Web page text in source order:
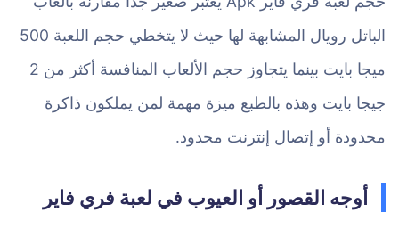
الباتل رويال المشابهة لها حيث لا يتخطي حجم اللعبة 500
ميجا بايت بينما يتجاوز حجم الألعاب المنافسة أكثر من 2
جيجا بايت وهذه بالطبع ميزة مهمة لمن يملكون ذاكرة
محدودة أو إتصال إنترنت محدود.
أوجه القصور أو العيوب في لعبة فري فاير